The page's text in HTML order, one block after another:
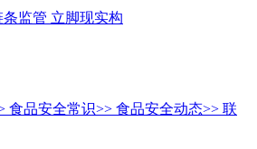
监管 立脚现实构
食品安全常识>> 食品安全动态>> 联